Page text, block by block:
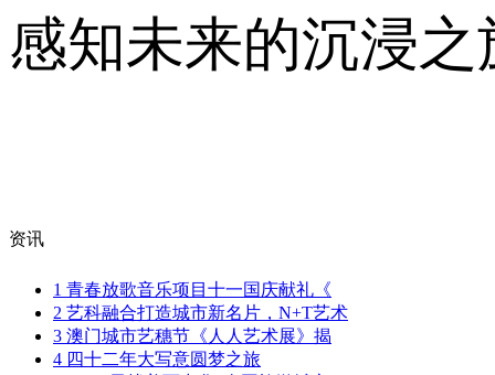
感知未来的沉浸之
资讯
1 青春放歌音乐项目十一国庆献礼《
2 艺科融合打造城市新名片，N+T艺术
3 澳门城市艺穗节《人人艺术展》揭
4 四十二年大写意圆梦之旅